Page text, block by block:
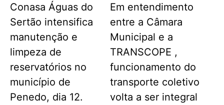
Conasa Águas do
Sertão intensifica
manutenção e
limpeza de
reservatórios no
município de
Penedo, dia 12.
Em entendimento
entre a Câmara
Municipal e a
TRANSCOPE ,
funcionamento do
transporte coletivo
volta a ser integral